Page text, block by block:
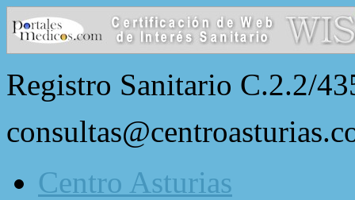
Registro Sanitario C.2.2/
Centro Asturias